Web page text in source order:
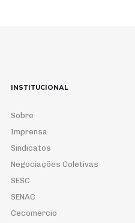
INSTITUCIONAL
Sobre
Imprensa
Sindicatos
Negociações Coletivas
SESC
SENAC
Cecomercio